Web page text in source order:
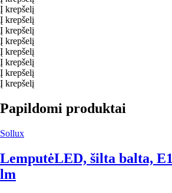
Į krepšelį
Į krepšelį
Į krepšelį
Į krepšelį
Į krepšelį
Į krepšelį
Į krepšelį
Į krepšelį
Papildomi produktai
Sollux
LemputėLED, šilta balta,
lm